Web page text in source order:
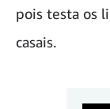
pois testa os
casais.